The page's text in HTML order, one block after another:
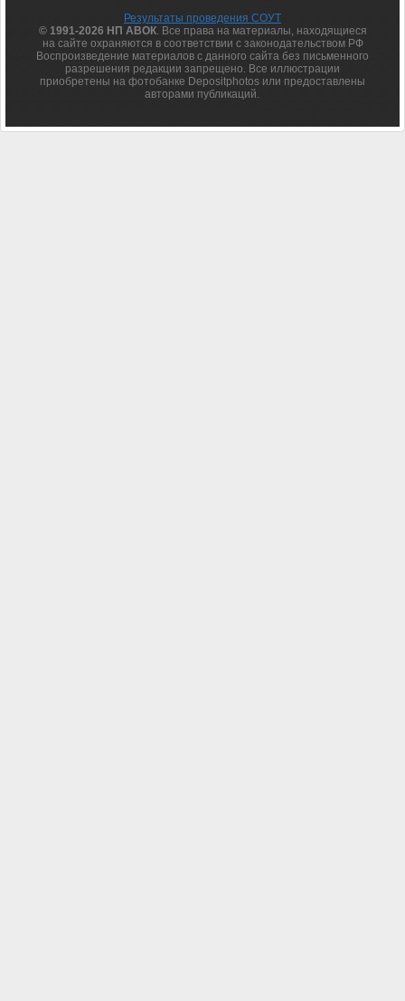
Результаты проведения СОУТ
© 1991-2026 НП АВОК. Все права на материалы, находящиеся
на сайте охраняются в соответствии с законодательством РФ
Воспроизведение материалов с данного сайта без письменного
разрешения редакции запрещено. Все иллюстрации
приобретены на фотобанке Depositphotos или предоставлены
авторами публикаций.